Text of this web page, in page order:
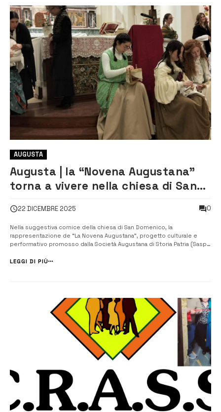
AUGUSTA
Augusta | la “Novena Augustana”
torna a vivere nella chiesa di San
22 DICEMBRE 2025 0
Nella suggestiva cornice della chiesa di San Domenico, la
rappresentazione de “La Novena Augustana”, progetto culturale e
performativo promosso dalla Società Augustana di Storia Patria (Sasp),
collaborazione con il Comune di Augusta e l’assessorato alla Cultura,
LEGGI DI PIÙ